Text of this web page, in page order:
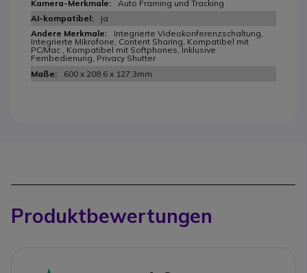
Auto Framing und Tracking
Ja
Integrierte Videokonferenzschaltung,
Integrierte Mikrofone, Content Sharing, Kompatibel mit
PC/Mac , Kompatibel mit Softphones, Inklusive
Fernbedienung, Privacy Shutter
600 x 208.6 x 127.3mm
Produktbewertungen